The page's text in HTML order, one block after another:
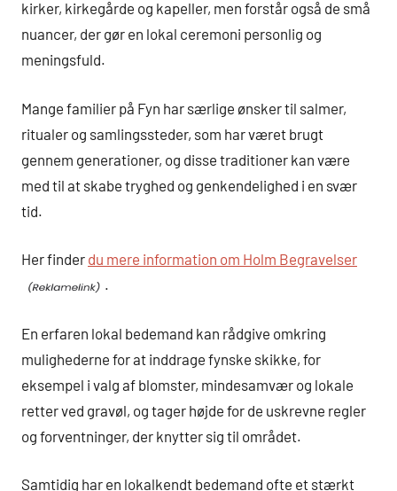
kirker, kirkegårde og kapeller, men forstår også de små
nuancer, der gør en lokal ceremoni personlig og
meningsfuld.
Mange familier på Fyn har særlige ønsker til salmer,
ritualer og samlingssteder, som har været brugt
gennem generationer, og disse traditioner kan være
med til at skabe tryghed og genkendelighed i en svær
tid.
Her finder du mere information om Holm Begravelser
.
En erfaren lokal bedemand kan rådgive omkring
mulighederne for at inddrage fynske skikke, for
eksempel i valg af blomster, mindesamvær og lokale
retter ved gravøl, og tager højde for de uskrevne regler
og forventninger, der knytter sig til området.
Samtidig har en lokalkendt bedemand ofte et stærkt